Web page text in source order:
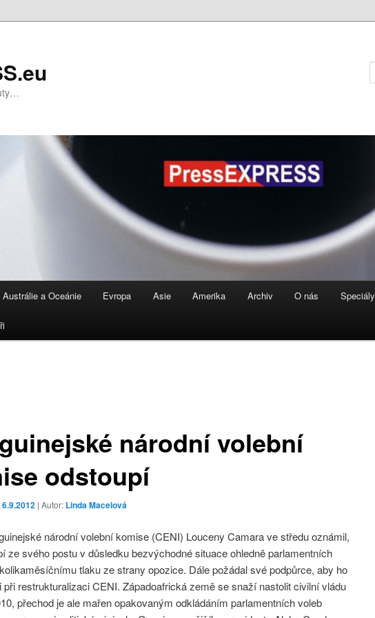
Austrálie a Oceánie Evropa Asie Amerika Archiv O nás Speciály
národní volební
odstoupí
6.9.2012 | Autor: Linda Macelová
národní volební komise (CENI) Louceny Camara ve středu oznámil,
ze svého postu v důsledku bezvýchodné situace ohledně parlamentních
tlaku ze strany opozice. Dále požádal své podpůrce, aby ho
při restrukturalizaci CENI. Západoafrická země se snaží nastolit civilní vládu
přechod je ale mařen opakovaným odkládáním parlamentních voleb